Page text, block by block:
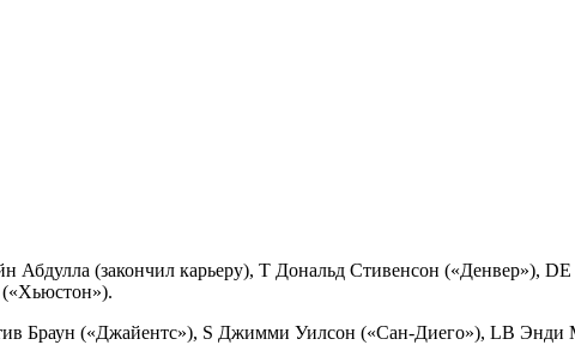
(закончил карьеру), Т Дональд Стивенсон («Денвер»),
Браун («Джайентс»), S Джимми Уилсон («Сан-Диего»), LB